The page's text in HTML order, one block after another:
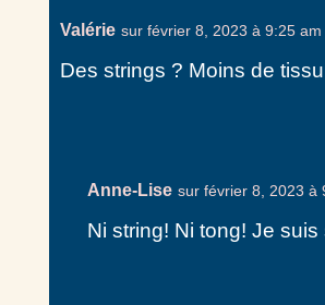
Valérie sur février 8, 2023 à 9:25 am
Des strings ? Moins de
Anne-Lise sur février 8, 2023 à
Ni string! Ni tong! Je